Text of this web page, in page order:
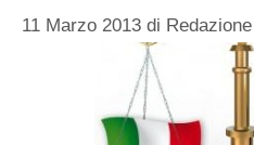
11 Marzo 2013 di Redazione